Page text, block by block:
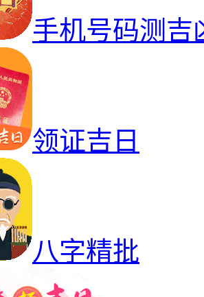
手机号码测吉
领证吉日
八字精批